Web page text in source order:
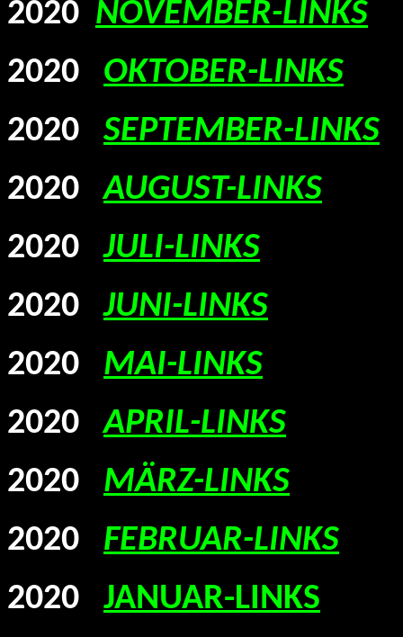
2020 NOVEMBER-LINKS
2020
OKTOBER-LINKS
2020
SEPTEMBER-LINKS
2020
AUGUST-LINKS
2020JULI-LINKS
2020JUNI-LINKS
2020
MAI-LINKS
2020APRIL-LINKS
2020 MÄRZ-LINKS
2020 FEBRUAR-LINKS
2020 JANUAR-LINKS